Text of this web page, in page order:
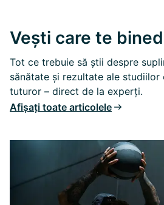
Vești care te
Tot ce trebuie să știi despre
sănătate și rezultate ale studiilor
tuturor – direct de la experți.
Afișați toate articolele